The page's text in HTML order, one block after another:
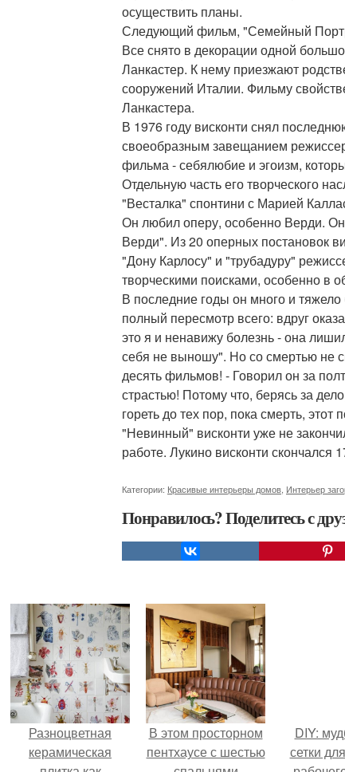
осуществить планы.
Следующий фильм, "Семейный
Все снято в декорации одной
Ланкастер. К нему приезжают
сооружений Италии. Фильму
Ланкастера.
В 1976 году висконти снял
своеобразным завещанием
фильма - себялюбие и эгоизм,
Отдельную часть его творческого
"Весталка" спонтини с Марией
Он любил оперу, особенно Верди.
Верди". Из 20 оперных постановок
"Дону Карлосу" и "трубадуру"
творческими поисками, особенно в
В последние годы он много и
полный пересмотр всего: вдруг
это я и ненавижу болезнь - она
себя не выношу". Но со смертью не
десять фильмов! - Говорил он за
страстью! Потому что, берясь за
гореть до тех пор, пока смерть,
"Невинный" висконти уже не
работе. Лукино висконти скончался
Категории: Красивые интерьеры домов Интерьер
Понравилось? Поделитесь с
Разноцветная
керамическая
В этом просторном
пентхаусе с шестью
DIY:
сетки